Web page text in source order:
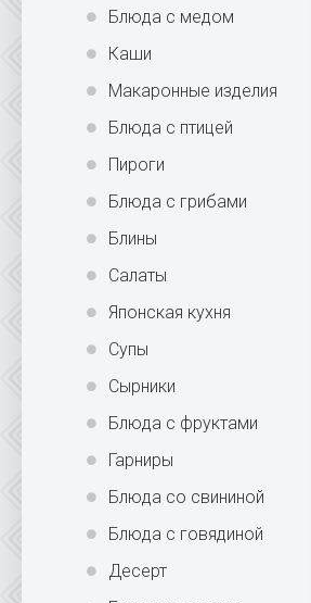
Блюда с медом
Каши
Макаронные изделия
Блюда с птицей
Пироги
Блюда с грибами
Блины
Салаты
Японская кухня
Супы
Сырники
Блюда с фруктами
Гарниры
Блюда со свининой
Блюда с говядиной
Десерт